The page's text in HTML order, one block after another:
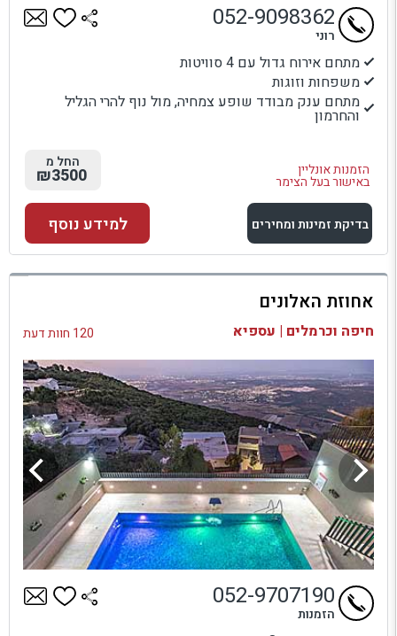
מתחם אירוח גדול עם 4 סוויטות
משפחות וזוגות
מתחם ענק מבודד שופע צמחיה, מול נוף להרי הגליל
והחרמון
הזמנות אונליין
באישור בעל הצימר
052-9098362
רוני
החל מ
₪3500
בדיקת זמינות ומחירים
למתחם זה
בדיקת זמינות ומחירים
למידע נוסף
אחוזת האלונים
חיפה וכרמלים | עספיא 120 חוות דעת
052-9707190
הזמנות